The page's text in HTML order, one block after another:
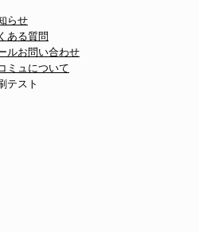
らせ
ある質問
ルお問い合わせ
ミュについて
テスト